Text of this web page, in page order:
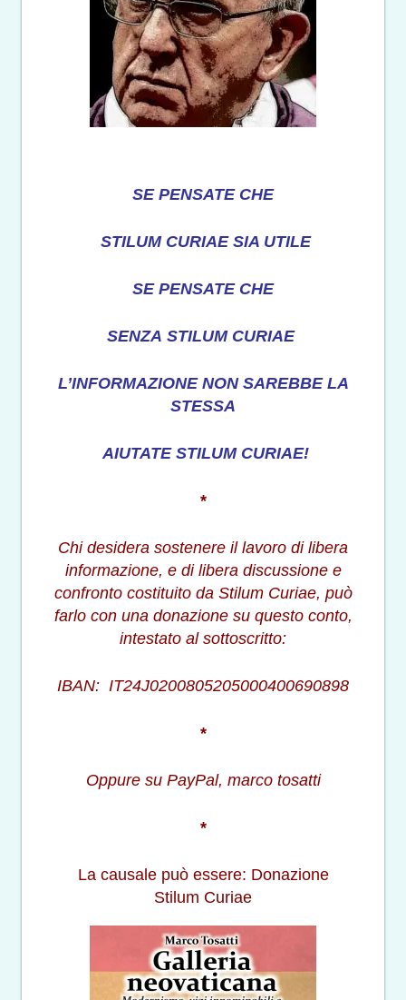
SE PENSATE CHE
STILUM CURIAE SIA UTILE
SE PENSATE CHE
SENZA STILUM CURIAE
L’INFORMAZIONE NON SAREBBE LA
STESSA
AIUTATE STILUM CURIAE!
*
Chi desidera sostenere il lavoro di libera
informazione, e di libera discussione e
confronto costituito da Stilum Curiae, può
farlo con una donazione su questo conto,
intestato al sottoscritto:
IBAN: IT24J0200805205000400690898
*
Oppure su PayPal, marco tosatti
*
La causale può essere: Donazione
Stilum Curiae